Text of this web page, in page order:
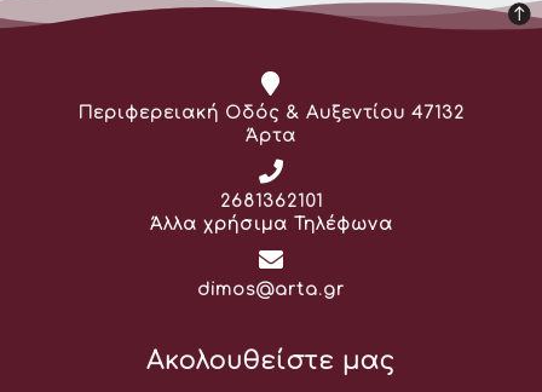
Διεύθυνση:
Περιφερειακή Οδός & Αυξεντίου 47132
Άρτα
Τηλέφωνο:
2681362101
Άλλα χρήσιμα Τηλέφωνα
Email:
dimos@arta.gr
Ακολουθείστε μας